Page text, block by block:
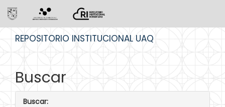
REPOSITORIO INSTITUCIONAL UAQ
Buscar
Buscar: